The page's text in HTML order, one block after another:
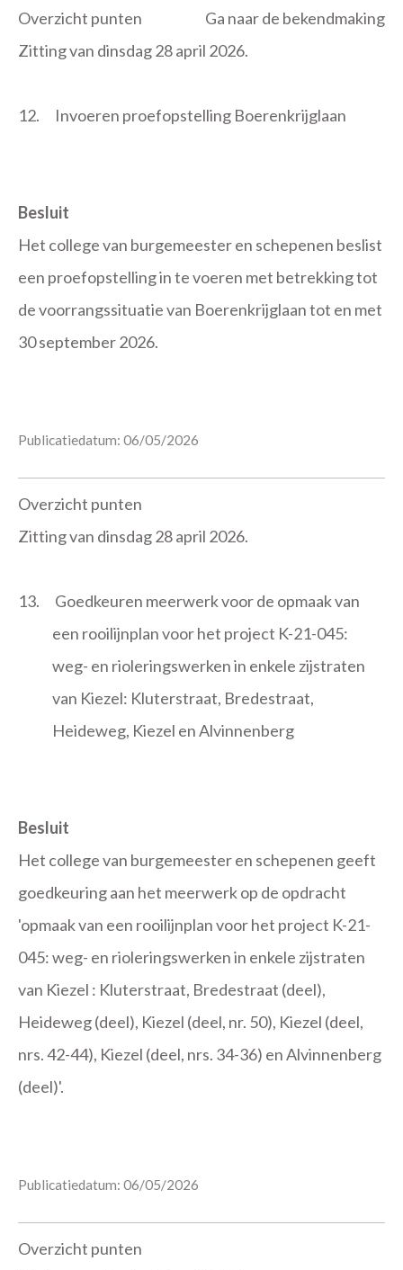
Overzicht punten
Ga naar de bekendmaking
Zitting van dinsdag 28 april 2026.
12. Invoeren proefopstelling Boerenkrijglaan
Besluit
Het college van burgemeester en schepenen beslist
een proefopstelling in te voeren met betrekking tot
de voorrangssituatie van Boerenkrijglaan tot en met
30 september 2026.
Publicatiedatum: 06/05/2026
Overzicht punten
Zitting van dinsdag 28 april 2026.
13.
Goedkeuren meerwerk voor de opmaak van
een rooilijnplan voor het project K-21-045:
weg- en rioleringswerken in enkele zijstraten
van Kiezel: Kluterstraat, Bredestraat,
Heideweg, Kiezel en Alvinnenberg
Besluit
Het college van burgemeester en schepenen geeft
goedkeuring aan het meerwerk op de opdracht
'opmaak van een rooilijnplan voor het project K-21-
045: weg- en rioleringswerken in enkele zijstraten
van Kiezel : Kluterstraat, Bredestraat (deel),
Heideweg (deel), Kiezel (deel, nr. 50), Kiezel (deel,
nrs. 42-44), Kiezel (deel, nrs. 34-36) en Alvinnenberg
(deel)'.
Publicatiedatum: 06/05/2026
Overzicht punten